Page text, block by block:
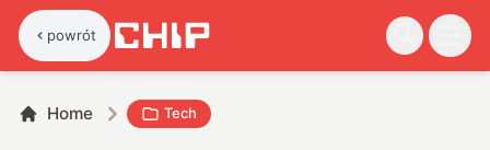
powrót
Home Tech